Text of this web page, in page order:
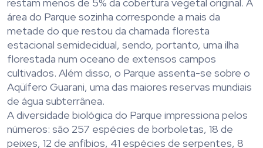
restam menos de 5% da cobertura vegetal original. A
área do Parque sozinha corresponde a mais da
metade do que restou da chamada floresta
estacional semidecidual, sendo, portanto, uma ilha
florestada num oceano de extensos campos
cultivados. Além disso, o Parque assenta-se sobre o
Aqüífero Guarani, uma das maiores reservas mundiais
de água subterrânea.
A diversidade biológica do Parque impressiona pelos
números: são 257 espécies de borboletas, 18 de
peixes, 12 de anfíbios, 41 espécies de serpentes, 8